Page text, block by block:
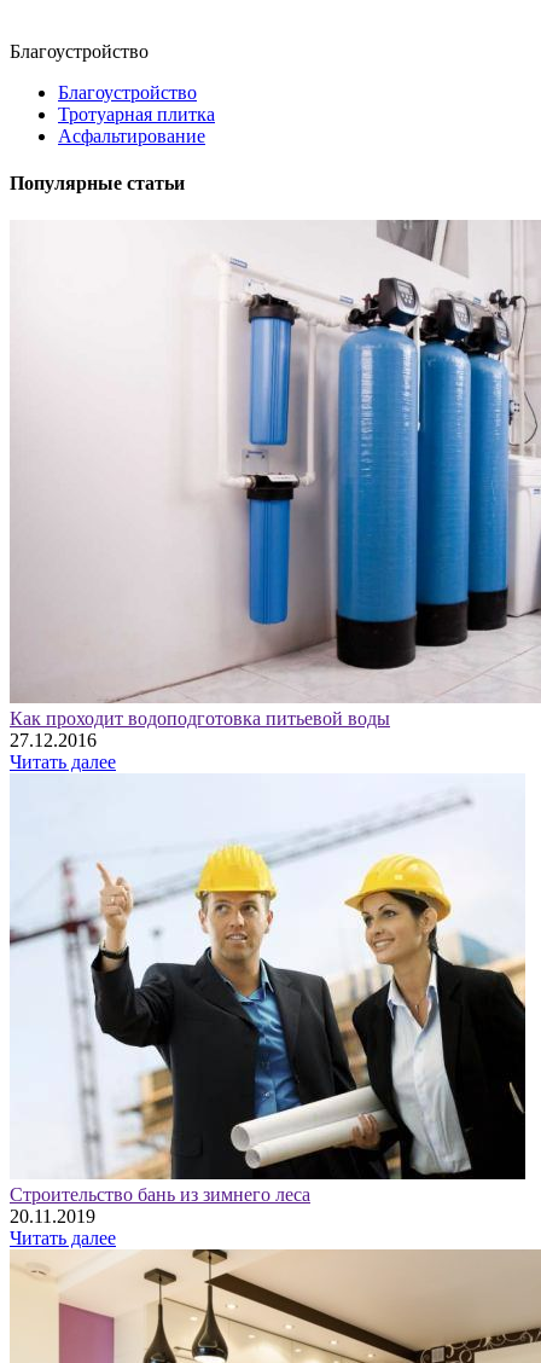
Благоустройство
Благоустройство
Тротуарная плитка
Асфальтирование
Популярные статьи
Как проходит водоподготовка питьевой воды
27.12.2016
Читать далее
Строительство бань из зимнего леса
20.11.2019
Читать далее